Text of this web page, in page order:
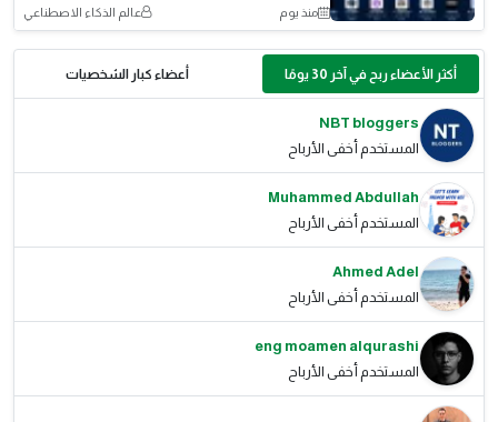
منذ يوم عالم الذكاء الاصطناعي
أكثر الأعضاء ربح في آخر 30 يومًا أعضاء كبار الشخصيات
NBT bloggers
المستخدم أخفى الأرباح
Muhammed Abdullah
المستخدم أخفى الأرباح
Ahmed Adel
المستخدم أخفى الأرباح
eng moamen alqurashi
المستخدم أخفى الأرباح